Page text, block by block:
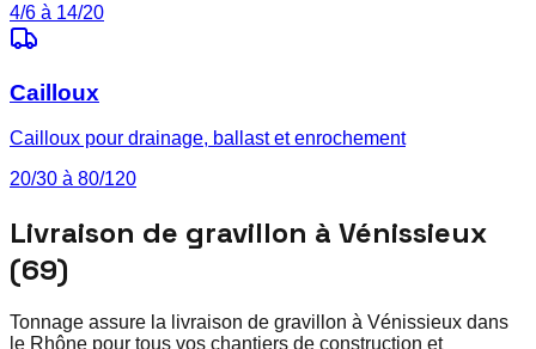
4/6 à 14/20
Cailloux
Cailloux pour drainage, ballast et enrochement
20/30 à 80/120
Livraison de gravillon à Vénissieux
(69)
Tonnage assure la livraison de gravillon à Vénissieux dans
le Rhône pour tous vos chantiers de construction et